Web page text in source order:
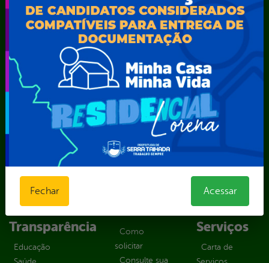
SEMARH / Secretaria de Agricultura Familiar – SEMAF
Secretaria Municipal de Educação – SEST
Secretaria Municipal de Esporte e Lazer – SEMEL
Secretaria Municipal de Finanças – SECFIN
Secretaria Municipal de Governo – SEGOV
Secretaria Municipal de Meio Ambiente – SEMA
Secretaria Municipal de Planejamento e Gestão – SEPLAG
Secretaria Municipal de Relações Institucionais – SEMRI
Secretaria Municipal de Saúde – SMS
Secretaria Municipal de Serviços Públicos – SEMUSP
Superintendência de Trânsito e Transportes de Serra
Transparência, Fiscalização e Controle
Portal da
Transparência
Educação
E-sic
Como
solicitar
Consulte sua
Outros
Serviços
Carta de
Fechar Acessar